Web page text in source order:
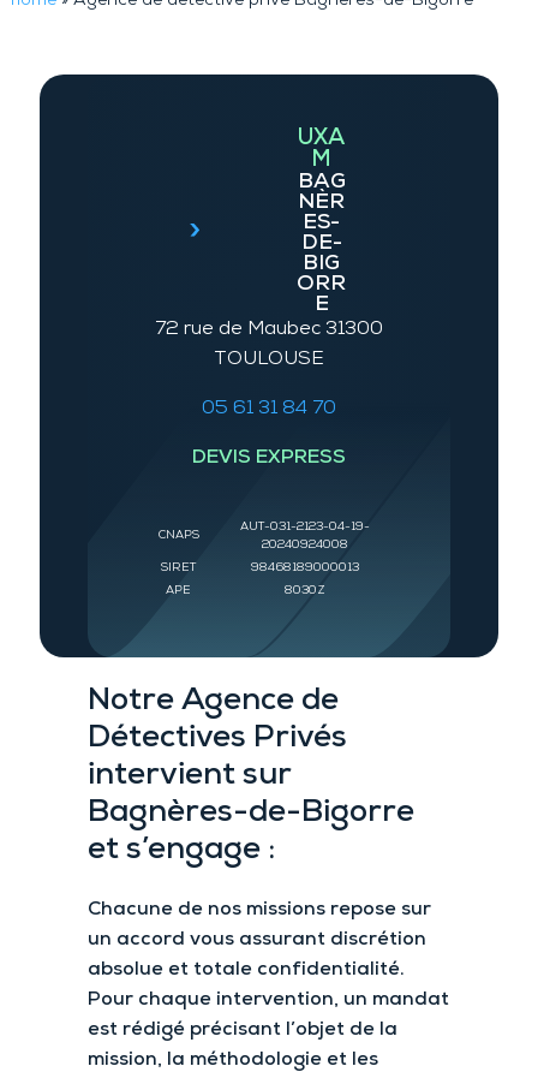
Notre Agence de
Détectives Privés
intervient sur
Bagnères-de-Bigorre
et s’engage :
Chacune de nos missions repose sur
un accord vous assurant discrétion
absolue ettotale confidentialité.
Pour chaque intervention, un mandat
est rédigé précisant l’objet de la
mission, la méthodologie et les
UXA
M
BAG
NÈR
ES-
DE-
BIG
ORR
E
72 rue de Maubec 31300
TOULOUSE
05 61 31 84 70
DEVIS EXPRESS
CNAPS
AUT-031-2123-04-19-
20240924008
SIRET 98468189000013
APE 8030Z